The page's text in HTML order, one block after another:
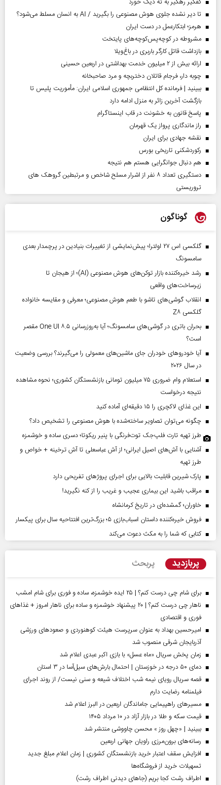
تا دیر نشده جلوی هوش مصنوعی را بگیرید / AI به انسان مسلط می‌شود؟
هرمز؛ ابتکارعمل در دست ایران
مشروطه در کوچه‌پس‌کوچه‌های پایتخت
بازداشت قاتل کارگر باربری در باغ‌ویلا
ارائه بیش از ۲ میلیون خدمت بهداشتی در اربعین حسینی
چوبه دار، فرجام قاتلان دختربچه و مرد صاحبخانه
ببینید | فرمانده کل انتظامی جمهوری اسلامی ایران­: مأموریت پلیس تا
بازگشت آخرین زائر به منزل ادامه دارد
پاسخ قانون به خشونت در قاب اینستاگرام
راز ماندگاری پرواز یک قهرمان
نقشه جهادی برای ایران
رکوردشکنی تاریخی بورس
هم دنبال جوانگرایی هستم هم نتیجه
دستگیری تعداد ۸ نفر از اشرار مسلح شاخص و مرتبطین گروهک های
تروریستی
گوناگون
گلکسی اس ۲۷ اولترا؛ پیش‌نمایشی از تغییرات بنیادین در پرچمدار بعدی
سامسونگ
رشد خیره‌کننده بازار توکن‌های هوش مصنوعی (AI)؛ از هیجان تا
زیرساخت‌های واقعی
انقلاب گوشی‌های تاشو‌ با طعم هوش مصنوعی؛ معرفی و مقایسه خانواده
گلکسی Z۸
بحران باتری در گوشی‌های سامسونگ؛ آیا به‌روزرسانی One UI ۸.۵ مقصر
است؟
آیا خودروهای خودران جای ماشین‌های معمولی را می‌گیرند؟ بررسی وضعیت
در سال ۲۰۲۶
استعلام وام ضروری ۷۵ میلیون تومانی بازنشستگان کشوری؛ نحوه مشاهده
نتیجه درخواست
این غذای لاکچری را ۱۵ دقیقه‌ای آماده کنید
چگونه می‌توان تصاویر ساخته‌شده با هوش مصنوعی را تشخیص داد؟
طرز تهیه تارت فلپ‌جک توت‌فرنگی با پنیر ریکوتا؛ دسری ساده و خوشمزه
آشنایی با آش‌های اصیل ایرانی؛ از آش عباسعلی تا آش ترخینه + خواص و
طرز تهیه
پارک شیرین قابلیت‌ بالایی برای اجرای پروژهای تفریحی دارد
مراقب باشید این بیماری عجیب و غریب را از کنه نگیرید!
خاوران؛ گمشده‌ای در تاریخ کرمانشاه
فروش خیره‌کننده داستان اسباب‌بازی ۵؛ بزرگ‌ترین افتتاحیه سال برای پیکسار
کتابی که شما را به مکث دعوت می‌کند
پربازدید پربحث
برای شام چی درست کنم؟ | ۲۵ ایده خوشمزه، ساده و فوری برای شام امشب
ناهار چی درست کنم؟ | ۲۰ پیشنهاد خوشمزه و ساده برای ناهار امروز + غذاهای
فوری و اقتصادی
امیرحسین بهداد به عنوان سرپرست هیئت کوهنوردی و صعودهای ورزشی
آذربایجان شرقی منصوب شد
زمان پخش سریال «ماه عسل» با بازی اکبر عبدی اعلام شد
دمای ۵۰ درجه در خوزستان | احتمال بارش‌های سیل‌آسا در ۳ استان
قصه سریال رویای نیمه شب اختلاف شیعه و سنی نیست/ از روند اجرای
فیلمنامه رضایت دارم
مسیر‌های راهپیمایی جاماندگان اربعین در البرز اعلام شد
قیمت سکه و طلا در بازار آزاد در ۱۰ مرداد ۱۴۰۵
ببینید | «چهل روز » محسن چاووشی منتشر شد
رسانه‌های برون‌مرزی راویان جهانی اربعین
افزایش سقف اعتبار خرید بازنشستگان کشوری | زمان اعلام مبلغ جدید
تسهیلات خرید از فروشگاه‌ها
اطراف رشت کجا بریم (جاهای دیدنی اطراف رشت)